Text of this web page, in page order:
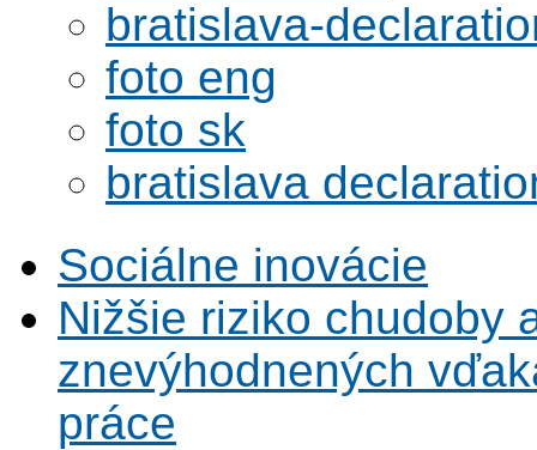
bratislava-
foto eng
foto sk
bratislava
Sociálne inovácie
Nižšie riziko chudoby
znevýhodnených
práce